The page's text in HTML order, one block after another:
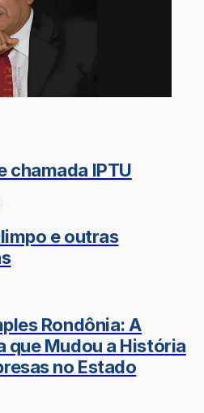
chamada IPTU
e outras
Rondônia: A
que Mudou a História
no Estado